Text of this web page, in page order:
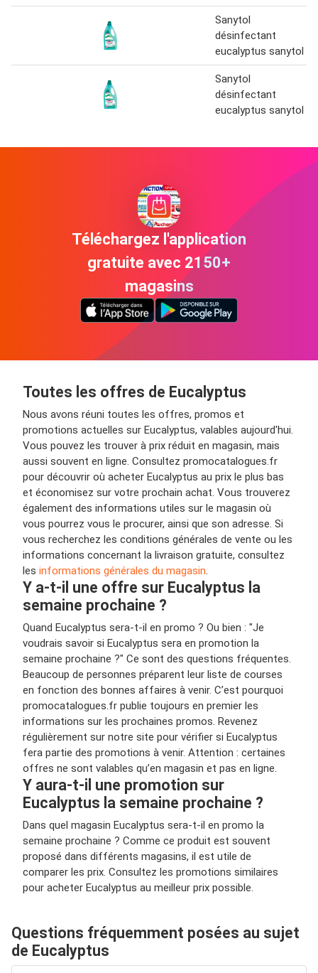
Sanytol
désinfectant
eucalyptus sanytol
Sanytol
désinfectant
eucalyptus sanytol
Téléchargez l'application
gratuite avec 2150+
magasins
Toutes les offres de Eucalyptus
Nous avons réuni toutes les offres, promos et
promotions actuelles sur Eucalyptus, valables aujourd'hui.
Vous pouvez les trouver à prix réduit en magasin, mais
aussi souvent en ligne. Consultez promocatalogues.fr
pour découvrir où acheter Eucalyptus au prix le plus bas
et économisez sur votre prochain achat. Vous trouverez
également des informations utiles sur le magasin où
vous pourrez vous le procurer, ainsi que son adresse. Si
vous recherchez les conditions générales de vente ou les
informations concernant la livraison gratuite, consultez
les informations générales du magasin
Y a-t-il une offre sur Eucalyptus la
semaine prochaine ?
Quand Eucalyptus sera-t-il en promo ? Ou bien : "Je
voudrais savoir si Eucalyptus sera en promotion la
semaine prochaine ?" Ce sont des questions fréquentes.
Beaucoup de personnes préparent leur liste de courses
en fonction des bonnes affaires à venir. C’est pourquoi
promocatalogues.fr publie toujours en premier les
informations sur les prochaines promos. Revenez
régulièrement sur notre site pour vérifier si Eucalyptus
fera partie des promotions à venir. Attention : certaines
offres ne sont valables qu’en magasin et pas en ligne.
Y aura-t-il une promotion sur
Eucalyptus la semaine prochaine ?
Dans quel magasin Eucalyptus sera-t-il en promo la
semaine prochaine ? Comme ce produit est souvent
proposé dans différents magasins, il est utile de
comparer les prix. Consultez les promotions similaires
pour acheter Eucalyptus au meilleur prix possible.
Questions fréquemment posées au sujet
de Eucalyptus